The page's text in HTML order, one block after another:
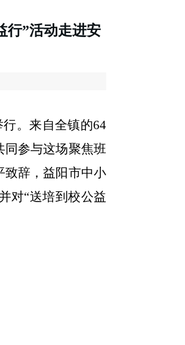
行”活动走进安
。来自全镇的64
同参与这场聚焦班
致辞，益阳市中小
对“送培到校公益